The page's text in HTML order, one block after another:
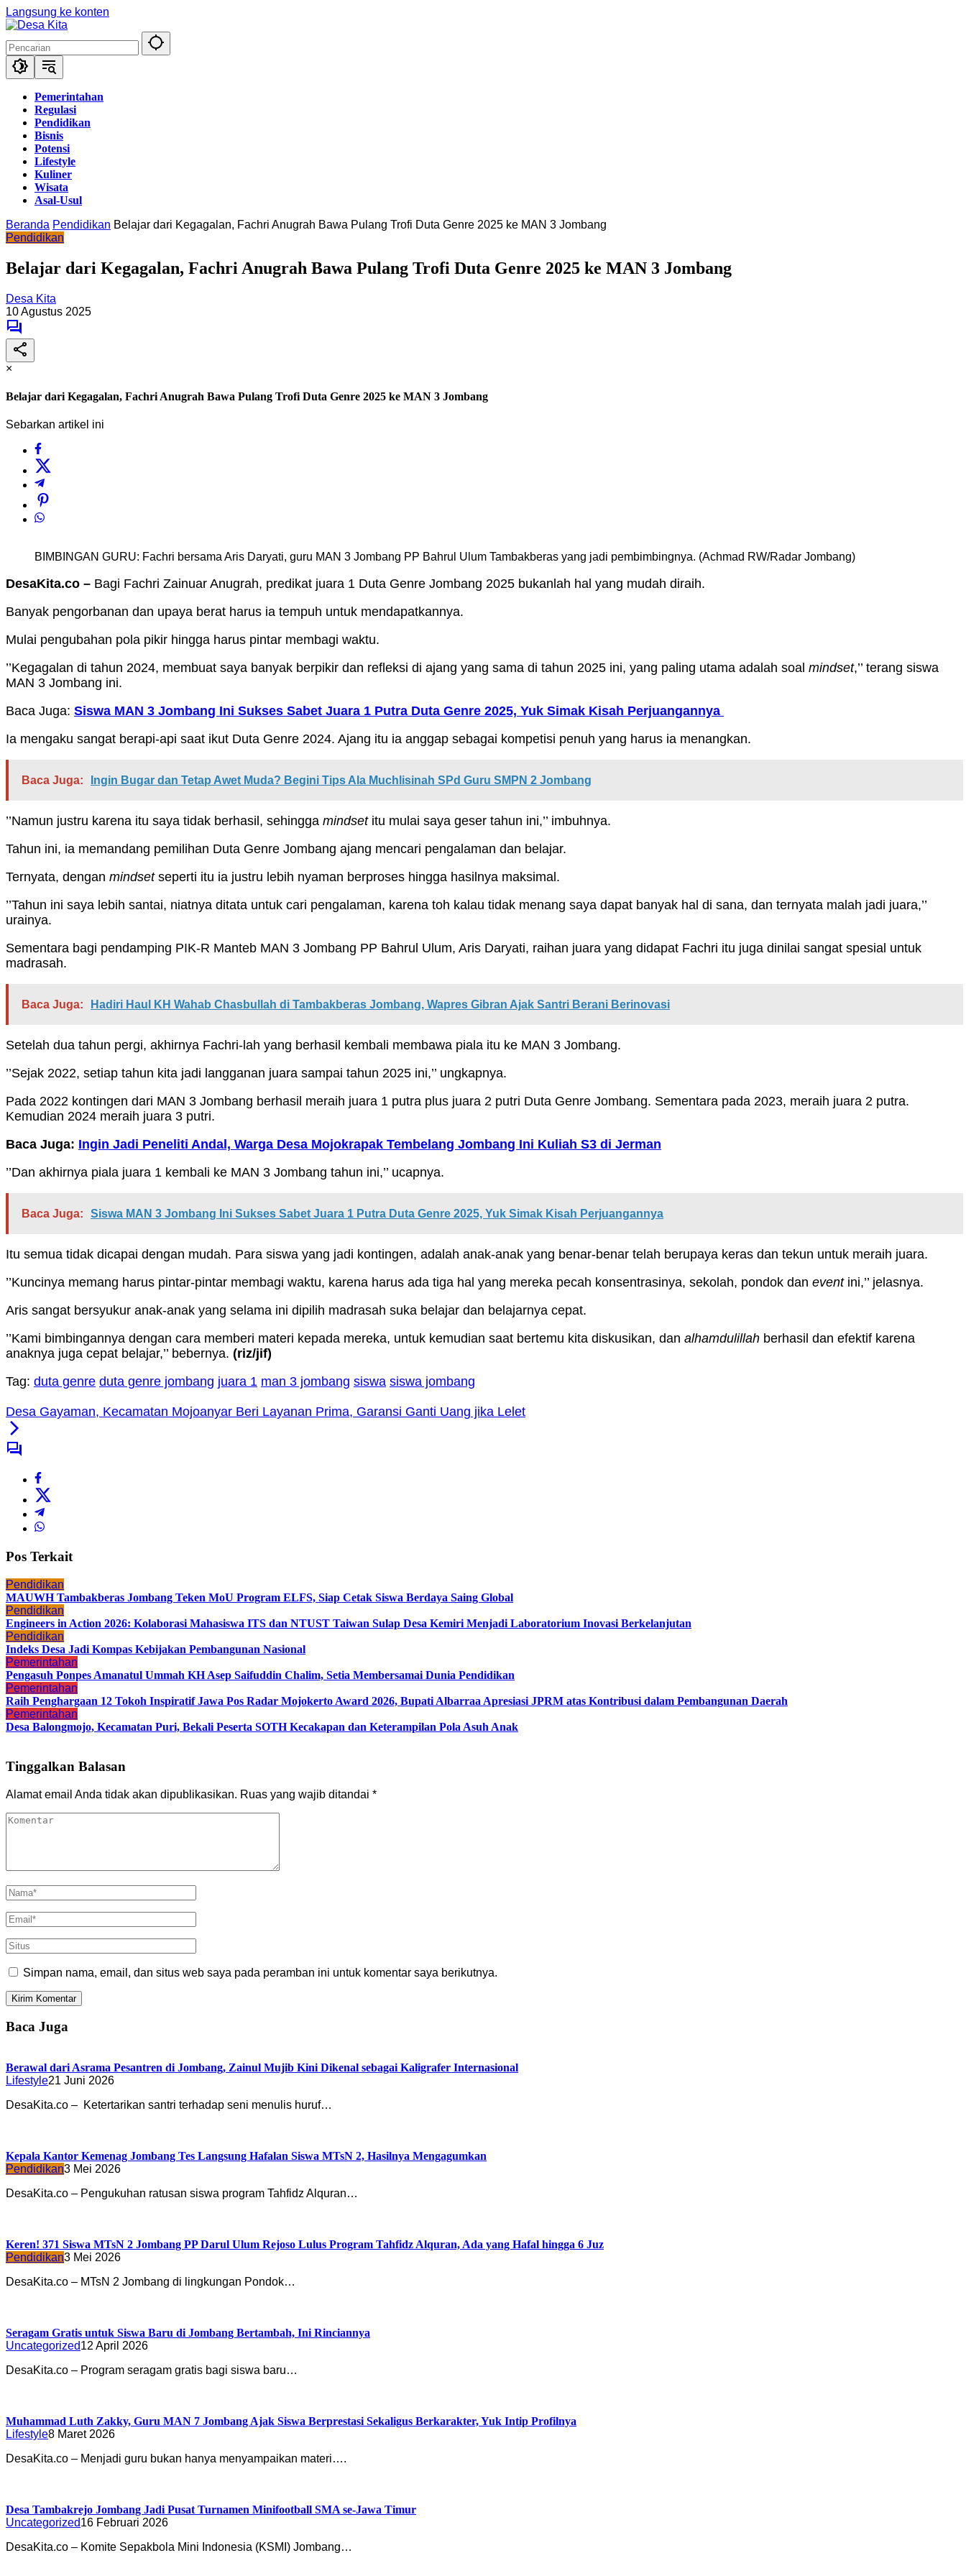
Langsung ke konten
Pemerintahan
Regulasi
Pendidikan
Bisnis
Potensi
Lifestyle
Kuliner
Wisata
Asal-Usul
Beranda Pendidikan Belajar dari Kegagalan, Fachri Anugrah Bawa Pulang Trofi Duta Genre 2025 ke MAN 3 Jombang
Pendidikan
Belajar dari Kegagalan, Fachri Anugrah Bawa Pulang Trofi Duta Genre 2025 ke MAN 3 Jombang
Desa Kita
10 Agustus 2025
×
Belajar dari Kegagalan, Fachri Anugrah Bawa Pulang Trofi Duta Genre 2025 ke MAN 3 Jombang
Sebarkan artikel ini
BIMBINGAN GURU: Fachri bersama Aris Daryati, guru MAN 3 Jombang PP Bahrul Ulum Tambakberas yang jadi pembimbingnya. (Achmad RW/Radar Jombang)
DesaKita.co – Bagi Fachri Zainuar Anugrah, predikat juara 1 Duta Genre Jombang 2025 bukanlah hal yang mudah diraih.
Banyak pengorbanan dan upaya berat harus ia tempuh untuk mendapatkannya.
Mulai pengubahan pola pikir hingga harus pintar membagi waktu.
’’Kegagalan di tahun 2024, membuat saya banyak berpikir dan refleksi di ajang yang sama di tahun 2025 ini, yang paling utama adalah soal mindset,’’ terang siswa
MAN 3 Jombang ini.
Baca Juga: Siswa MAN 3 Jombang Ini Sukses Sabet Juara 1 Putra Duta Genre 2025, Yuk Simak Kisah Perjuangannya
Ia mengaku sangat berapi-api saat ikut Duta Genre 2024. Ajang itu ia anggap sebagai kompetisi penuh yang harus ia menangkan.
Baca Juga: Ingin Bugar dan Tetap Awet Muda? Begini Tips Ala Muchlisinah SPd Guru SMPN 2 Jombang
’’Namun justru karena itu saya tidak berhasil, sehingga mindsetitu mulai saya geser tahun ini,’’ imbuhnya.
Tahun ini, ia memandang pemilihan Duta Genre Jombang ajang mencari pengalaman dan belajar.
Ternyata, dengan mindsetseperti itu ia justru lebih nyaman berproses hingga hasilnya maksimal.
’’Tahun ini saya lebih santai, niatnya ditata untuk cari pengalaman, karena toh kalau tidak menang saya dapat banyak hal di sana, dan ternyata malah jadi juara,’’
urainya.
Sementara bagi pendamping PIK-R Manteb MAN 3 Jombang PP Bahrul Ulum, Aris Daryati, raihan juara yang didapat Fachri itu juga dinilai sangat spesial untuk
madrasah.
Baca Juga: Hadiri Haul KH Wahab Chasbullah di Tambakberas Jombang, Wapres Gibran Ajak Santri Berani Berinovasi
Setelah dua tahun pergi, akhirnya Fachri-lah yang berhasil kembali membawa piala itu ke MAN 3 Jombang.
’’Sejak 2022, setiap tahun kita jadi langganan juara sampai tahun 2025 ini,’’ ungkapnya.
Pada 2022 kontingen dari MAN 3 Jombang berhasil meraih juara 1 putra plus juara 2 putri Duta Genre Jombang. Sementara pada 2023, meraih juara 2 putra.
Kemudian 2024 meraih juara 3 putri.
Baca Juga: Ingin Jadi Peneliti Andal, Warga Desa Mojokrapak Tembelang Jombang Ini Kuliah S3 di Jerman
’’Dan akhirnya piala juara 1 kembali ke MAN 3 Jombang tahun ini,’’ ucapnya.
Baca Juga: Siswa MAN 3 Jombang Ini Sukses Sabet Juara 1 Putra Duta Genre 2025, Yuk Simak Kisah Perjuangannya
Itu semua tidak dicapai dengan mudah. Para siswa yang jadi kontingen, adalah anak-anak yang benar-benar telah berupaya keras dan tekun untuk meraih juara.
’’Kuncinya memang harus pintar-pintar membagi waktu, karena harus ada tiga hal yang mereka pecah konsentrasinya, sekolah, pondok dan eventini,’’ jelasnya.
Aris sangat bersyukur anak-anak yang selama ini dipilih madrasah suka belajar dan belajarnya cepat.
’’Kami bimbingannya dengan cara memberi materi kepada mereka, untuk kemudian saat bertemu kita diskusikan, dan alhamdulillah berhasil dan efektif karena
anaknya juga cepat belajar,’’ bebernya. (riz/jif)
Tag: duta genre duta genre jombang juara 1 man 3 jombang siswa siswa jombang
Desa Gayaman, Kecamatan Mojoanyar Beri Layanan Prima, Garansi Ganti Uang jika Lelet
Pos Terkait
Pendidikan
MAUWH Tambakberas Jombang Teken MoU Program ELFS, Siap Cetak Siswa Berdaya Saing Global
Pendidikan
Engineers in Action 2026: Kolaborasi Mahasiswa ITS dan NTUST Taiwan Sulap Desa Kemiri Menjadi Laboratorium Inovasi Berkelanjutan
Pendidikan
Indeks Desa Jadi Kompas Kebijakan Pembangunan Nasional
Pemerintahan
Pengasuh Ponpes Amanatul Ummah KH Asep Saifuddin Chalim, Setia Membersamai Dunia Pendidikan
Pemerintahan
Raih Penghargaan 12 Tokoh Inspiratif Jawa Pos Radar Mojokerto Award 2026, Bupati Albarraa Apresiasi JPRM atas Kontribusi dalam Pembangunan Daerah
Pemerintahan
Desa Balongmojo, Kecamatan Puri, Bekali Peserta SOTH Kecakapan dan Keterampilan Pola Asuh Anak
Tinggalkan Balasan
Alamat email Anda tidak akan dipublikasikan. Ruas yang wajib ditandai *
Simpan nama, email, dan situs web saya pada peramban ini untuk komentar saya berikutnya.
Baca Juga
Berawal dari Asrama Pesantren di Jombang, Zainul Mujib Kini Dikenal sebagai Kaligrafer Internasional
Lifestyle21 Juni 2026
DesaKita.co – Ketertarikan santri terhadap seni menulis huruf…
Kepala Kantor Kemenag Jombang Tes Langsung Hafalan Siswa MTsN 2, Hasilnya Mengagumkan
Pendidikan3 Mei 2026
DesaKita.co – Pengukuhan ratusan siswa program Tahfidz Alquran…
Keren! 371 Siswa MTsN 2 Jombang PP Darul Ulum Rejoso Lulus Program Tahfidz Alquran, Ada yang Hafal hingga 6 Juz
Pendidikan3 Mei 2026
DesaKita.co – MTsN 2 Jombang di lingkungan Pondok…
Seragam Gratis untuk Siswa Baru di Jombang Bertambah, Ini Rinciannya
Uncategorized12 April 2026
DesaKita.co – Program seragam gratis bagi siswa baru…
Muhammad Luth Zakky, Guru MAN 7 Jombang Ajak Siswa Berprestasi Sekaligus Berkarakter, Yuk Intip Profilnya
Lifestyle8 Maret 2026
DesaKita.co – Menjadi guru bukan hanya menyampaikan materi….
Desa Tambakrejo Jombang Jadi Pusat Turnamen Minifootball SMA se-Jawa Timur
Uncategorized16 Februari 2026
DesaKita.co – Komite Sepakbola Mini Indonesia (KSMI) Jombang…